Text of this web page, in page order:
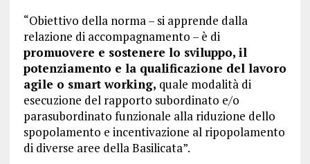
“Obiettivo della norma – si apprende dalla
relazione di accompagnamento – è di
promuovere e sostenere lo sviluppo, il
potenziamento e la qualificazione del lavoro
agile o smart working, quale modalità di
esecuzione del rapporto subordinato e/o
parasubordinato funzionale alla riduzione dello
spopolamento e incentivazione al ripopolamento
di diverse aree della Basilicata”.